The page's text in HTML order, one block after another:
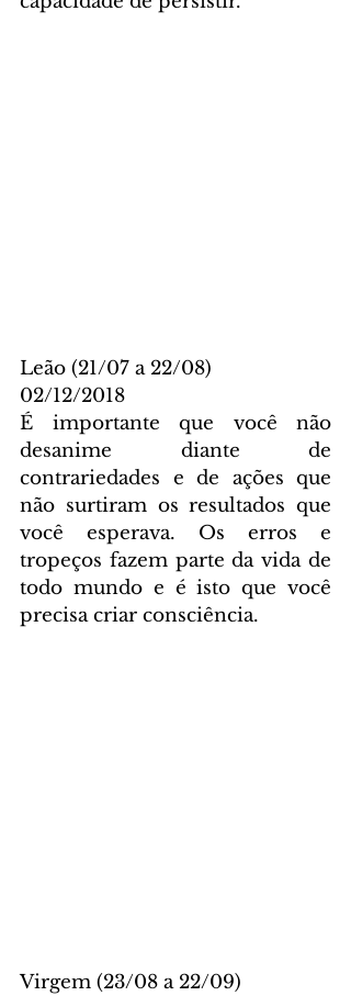
Leão (21/07 a 22/08)
02/12/2018
É importante que você não
desanime diante de
contrariedades e de ações que
não surtiram os resultados que
você esperava. Os erros e
tropeços fazem parte da vida de
todo mundo e é isto que você
precisa criar consciência.
Virgem (23/08 a 22/09)